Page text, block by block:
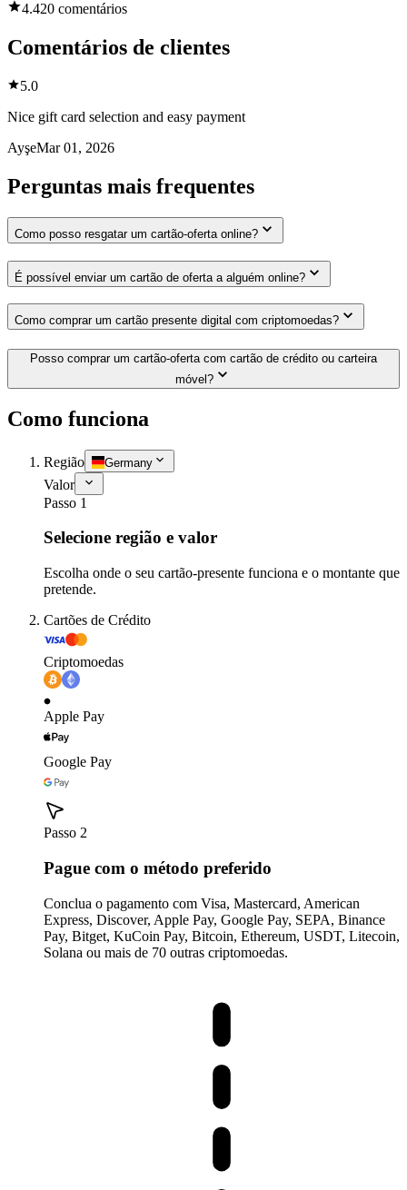
4.420 comentários
Comentários de clientes
5.0
Nice gift card selection and easy payment
AyşeMar 01, 2026
Perguntas mais frequentes
Como posso resgatar um cartão-oferta online?
É possível enviar um cartão de oferta a alguém online?
Como comprar um cartão presente digital com criptomoedas?
Posso comprar um cartão-oferta com cartão de crédito ou carteira
móvel?
Como funciona
Região Germany
Valor
Passo 1
Selecione região e valor
Escolha onde o seu cartão-presente funciona e o montante que
pretende.
Cartões de Crédito
Criptomoedas
Apple Pay
Google Pay
Passo 2
Pague com o método preferido
Conclua o pagamento com Visa, Mastercard, American
Express, Discover, Apple Pay, Google Pay, SEPA, Binance
Pay, Bitget, KuCoin Pay, Bitcoin, Ethereum, USDT, Litecoin,
Solana ou mais de 70 outras criptomoedas.